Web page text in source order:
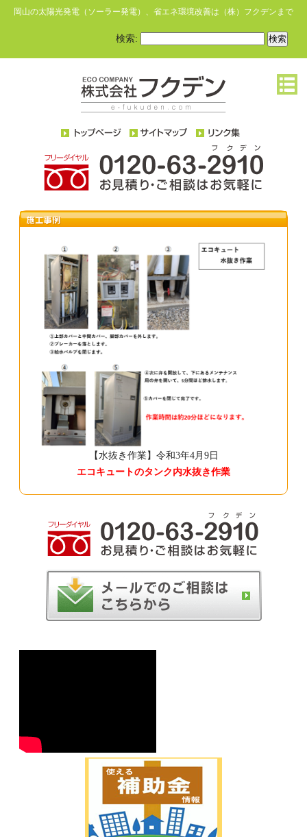
岡山の太陽光発電（ソーラー発電）、省エネ環境改善は（株）フクデンまで
検索:
【水抜き作業】令和3年4月9日
エコキュートのタンク内水抜き作業